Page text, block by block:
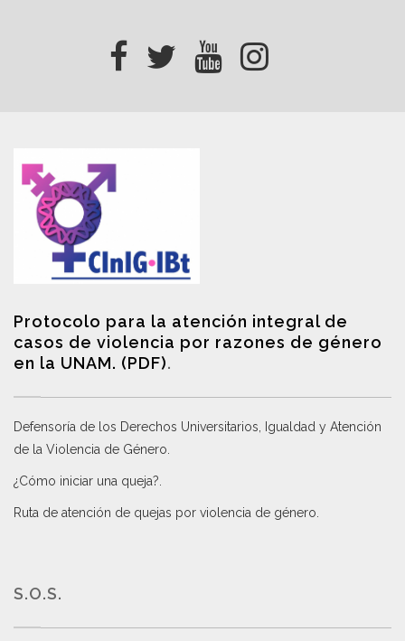
Protocolo para la atención integral de
casos de violencia por razones de género
en la UNAM. (PDF).
Defensoría de los Derechos Universitarios, Igualdad y Atención
de la Violencia de Género
¿Cómo iniciar una queja?
Ruta de atención de quejas por violencia de género
S.O.S.